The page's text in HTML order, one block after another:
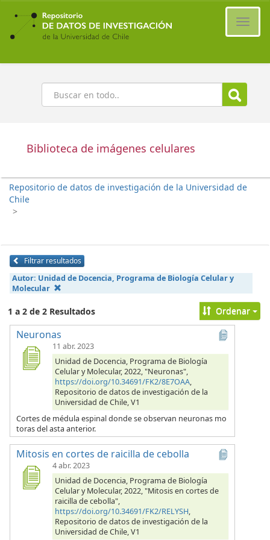
Ir
contenido
principal
Buscar
Biblioteca de imágenes celulares
Repositorio de datos de investigación de la Universidad de
Chile
>
Filtrar resultados
Autor: Unidad de Docencia, Programa de Biología Celular y
Molecular
1 a 2 de 2 Resultados Ordenar
Neuronas
11 abr. 2023
Unidad de Docencia, Programa de Biología
Celular y Molecular, 2022, "Neuronas",
https://doi.org/10.34691/FK2/8E7OAA,
Repositorio de datos de investigación de la
Universidad de Chile, V1
Cortes de médula espinal donde se observan neuronas mo
toras del asta anterior.
Mitosis en cortes de raicilla de cebolla
4 abr. 2023
Unidad de Docencia, Programa de Biología
Celular y Molecular, 2022, "Mitosis en cortes de
raicilla de cebolla",
https://doi.org/10.34691/FK2/RELYSH,
Repositorio de datos de investigación de la
Universidad de Chile, V1